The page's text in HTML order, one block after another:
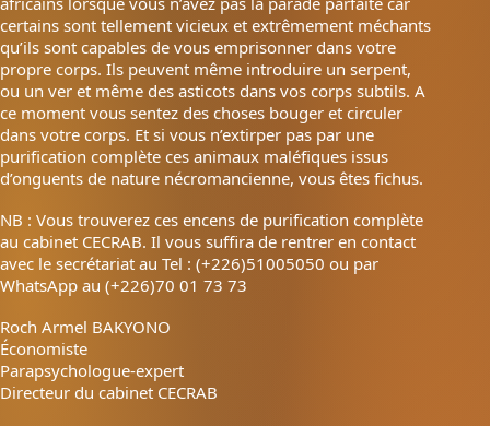
certains sont tellement vicieux et extrêmement méchants
qu’ils sont capables de vous emprisonner dans votre
propre corps. Ils peuvent même introduire un serpent,
ou un ver et même des asticots dans vos corps subtils. A
ce moment vous sentez des choses bouger et circuler
dans votre corps. Et si vous n’extirper pas par une
purification complète ces animaux maléfiques issus
d’onguents de nature nécromancienne, vous êtes fichus.
NB : Vous trouverez ces encens de purification complète
au cabinet CECRAB. Il vous suffira de rentrer en contact
avec le secrétariat au Tel : (+226)51005050 ou par
WhatsApp au (+226)70 01 73 73
Roch Armel BAKYONO
Économiste
Parapsychologue-expert
Directeur du cabinet CECRAB